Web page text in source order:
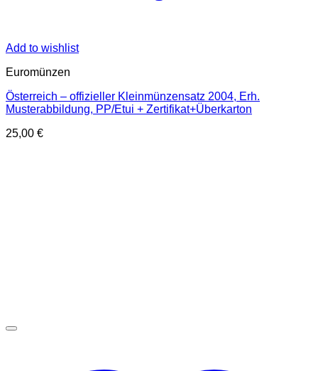
Add to wishlist
Euromünzen
Österreich – offizieller Kleinmünzensatz 2004, Erh.
Musterabbildung, PP/Etui + Zertifikat+Überkarton
25,00 €